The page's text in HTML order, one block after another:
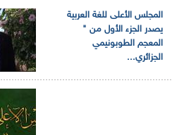
المجلس الأعلى للغة العربية
يصدر الجزء الأول من "
المعجم الطوبونيمي
الجزائري...